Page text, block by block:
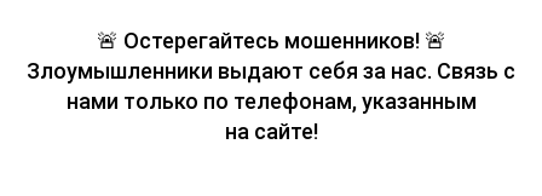
🚨 Остерегайтесь мошенников! 🚨
Злоумышленники выдают себя за нас. Связь с
нами только по телефонам, указанным
на сайте!